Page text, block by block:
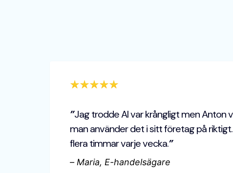
”Jag trodde AI var krångligt men Anton
man använder det i sitt företag på
flera timmar varje vecka.”
– Maria, E-handelsägare